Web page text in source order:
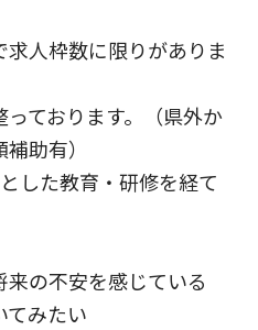
人枠数に限りがありま
ております。（県外か
助有）
した教育・研修を経て
来の不安を感じている
てみたい